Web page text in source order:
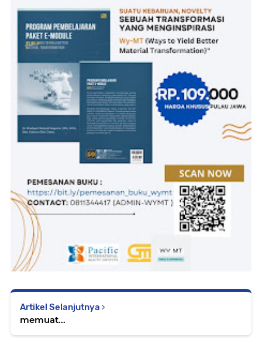
Artikel Selanjutnya
memuat...